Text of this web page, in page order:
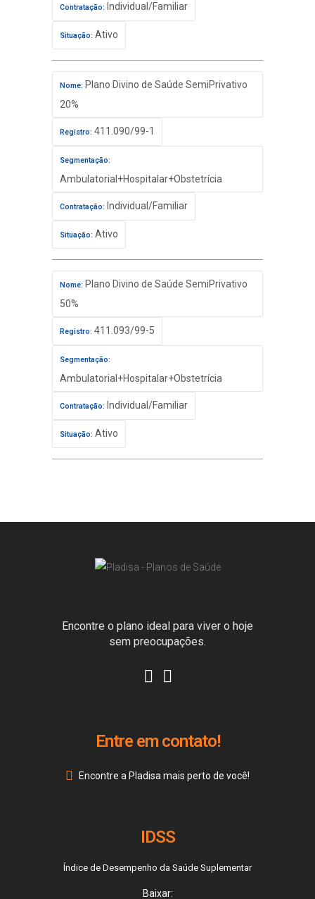
Contratação: Individual/Familiar
Situação: Ativo
Nome: Plano Divino de Saúde SemiPrivativo
20%
Registro: 411.090/99-1
Segmentação:
Ambulatorial+Hospitalar+Obstetrícia
Contratação: Individual/Familiar
Situação: Ativo
Nome: Plano Divino de Saúde SemiPrivativo
50%
Registro: 411.093/99-5
Segmentação:
Ambulatorial+Hospitalar+Obstetrícia
Contratação: Individual/Familiar
Situação: Ativo
Encontre o plano ideal para viver o hoje
sem preocupações.
Entre em contato!
Encontre a Pladisa mais perto de você!
IDSS
Índice de Desempenho da Saúde Suplementar
Baixar: